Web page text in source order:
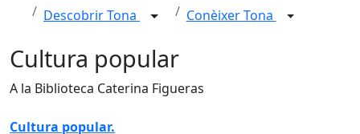
Descobrir Tona Conèixer Tona
Cultura popular
A la Biblioteca Caterina Figueras
Cultura popular.